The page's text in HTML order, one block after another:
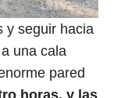
y seguir hacia
una cala
pared